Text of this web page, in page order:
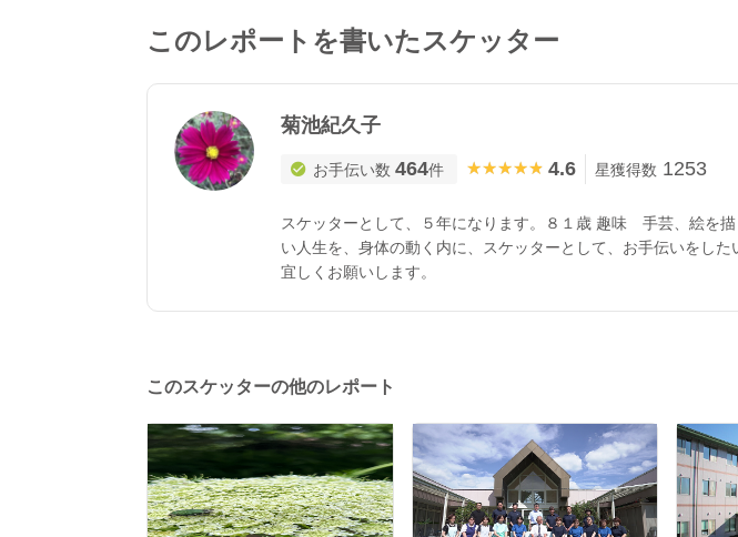
このレポートを書いたスケッター
菊池紀久子
お手伝い数 464件 ★★★★★
★★★★★ 4.6 星獲得数 1253
スケッターとして、５年になります。８１歳 趣味 手芸、絵を
い人生を、身体の動く内に、スケッターとして、お手伝いをした
宜しくお願いします。
このスケッターの他のレポート